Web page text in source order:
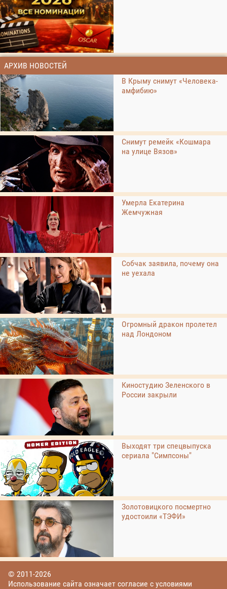
АРХИВ НОВОСТЕЙ
В Крыму снимут «Человека-
амфибию»
Снимут ремейк «Кошмара
на улице Вязов»
Умерла Екатерина
Жемчужная
Собчак заявила, почему она
не уехала
Огромный дракон пролетел
над Лондоном
Киностудию Зеленского в
России закрыли
Выходят три спецвыпуска
сериала "Симпсоны"
Золотовицкого посмертно
удостоили «ТЭФИ»
© 2011-2026
Использование сайта означает согласие с условиями